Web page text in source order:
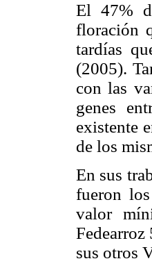
El 47%
floración
tardías
(2005).
con las
genes
existente
de los
En sus
fueron
valor
sus otros